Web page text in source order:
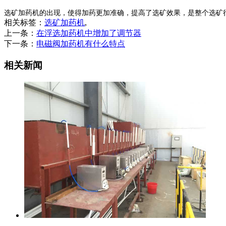
选矿加药机的出现，使得加药更加准确，提高了选矿效果，是整个选矿
相关标签： 选矿加药机,
上一条： 在浮选加药机中增加了调节器
下一条： 电磁阀加药机有什么特点
相关新闻